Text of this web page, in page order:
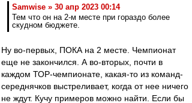
Samwise » 30 апр 2023 00:14
Тем что он на 2-м месте при гораздо более
скудном бюджете.
Ну во-первых, ПОКА на 2 месте. Чемпионат
еще не закончился. А во-вторых, почти в
каждом ТОР-чемпионате, какая-то из команд-
середнячков выстреливает, когда от нее ничего
не ждут. Кучу примеров можно найти. Если бы